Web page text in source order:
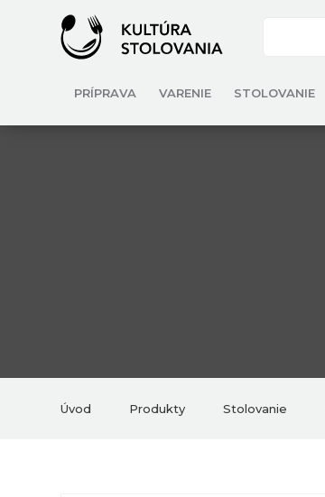
PRÍPRAVA VARENIE STOLOVANIE
Úvod Produkty Stolovanie